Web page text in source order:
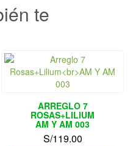
te
ARREGLO 7
ROSAS+LILIUM
AM Y AM 003
S/119.00